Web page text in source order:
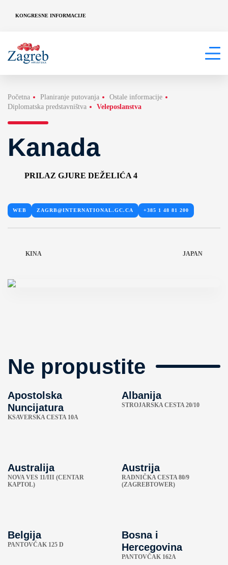
KONGRESNE INFORMACIJE
Početna Planiranje putovanja
Ostale informacije
Diplomatska predstavništva
Veleposlanstva
Kanada
PRILAZ GJURE DEŽELIĆA 4
WEB ZAGRB@INTERNATIONAL.GC.CA +385 1 48 81 200
KINA JAPAN
Ne propustite
Apostolska
Nuncijatura
KSAVERSKA CESTA 10A
Albanija
STROJARSKA CESTA 20/10
Australija
NOVA VES 11/III (CENTAR
KAPTOL)
Austrija
RADNIČKA CESTA 80/9
(ZAGREBTOWER)
Belgija
PANTOVČAK 125 D
Bosna i
Hercegovina
PANTOVČAK 162A